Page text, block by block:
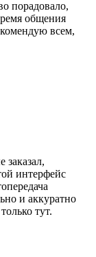
порадовало,
общения
всем,
заказал,
интерфейс
и аккуратно
тут.